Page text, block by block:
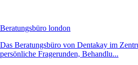
Beratungsbüro london
Das Beratungsbüro von Dentakay im
persönliche Fragerunden, Behandlu...